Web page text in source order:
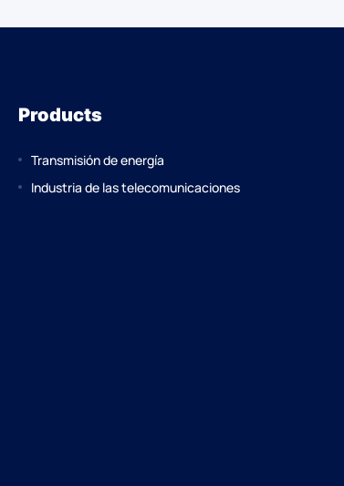
Products
Transmisión de energía
Industria de las telecomunicaciones